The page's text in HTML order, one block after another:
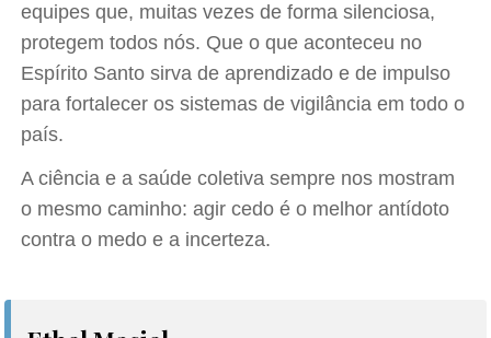
equipes que, muitas vezes de forma silenciosa,
protegem todos nós. Que o que aconteceu no
Espírito Santo sirva de aprendizado e de impulso
para fortalecer os sistemas de vigilância em todo o
país.
A ciência e a saúde coletiva sempre nos mostram
o mesmo caminho: agir cedo é o melhor antídoto
contra o medo e a incerteza.